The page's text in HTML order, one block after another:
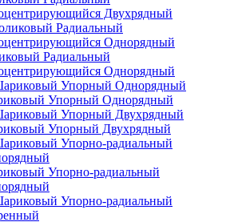
Двухрядный
Радиальный
Однорядный
Упорный Однорядный
Упорный Двухрядный
Упорно-радиальный